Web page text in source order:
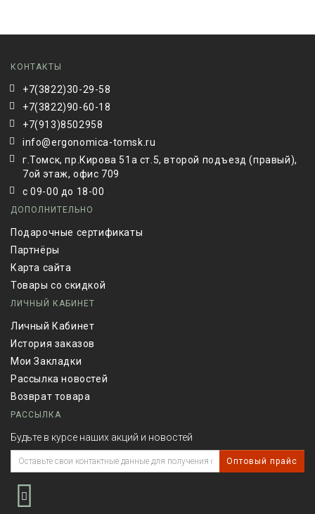
КОНТАКТЫ
+7(3822)30-29-58
+7(3822)90-60-18
+7(913)8502958
info@ergonomica-tomsk.ru
г.Томск, пр.Кирова 51а ст.5, второй подъезд (правый),
7ой этаж, офис 709
с 09-00 до 18-00
ДОПОЛНИТЕЛЬНО
Подарочные сертификаты
Партнёры
Карта сайта
Товары со скидкой
ЛИЧНЫЙ КАБИНЕТ
Личный Кабинет
История заказов
Мои Закладки
Рассылка новостей
Возврат товара
РАССЫЛКА
Будьте в курсе наших акций и новостей
Оптовый прайс